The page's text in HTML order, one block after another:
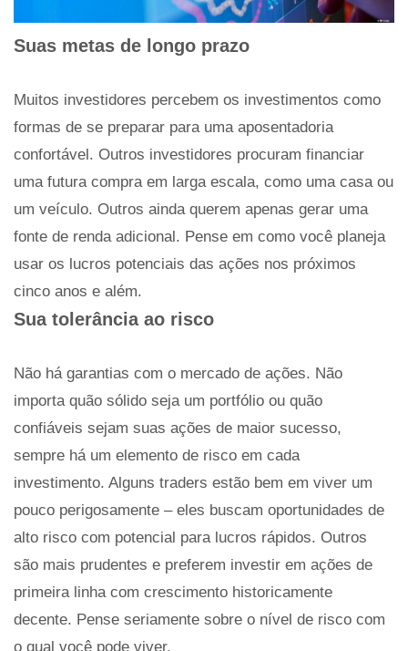
Suas metas de longo prazo
Muitos investidores percebem os investimentos como
formas de se preparar para uma aposentadoria
confortável. Outros investidores procuram financiar
uma futura compra em larga escala, como uma casa ou
um veículo. Outros ainda querem apenas gerar uma
fonte de renda adicional. Pense em como você planeja
usar os lucros potenciais das ações nos próximos
cinco anos e além.
Sua tolerância ao risco
Não há garantias com o mercado de ações. Não
importa quão sólido seja um portfólio ou quão
confiáveis ​​sejam suas ações de maior sucesso,
sempre há um elemento de risco em cada
investimento. Alguns traders estão bem em viver um
pouco perigosamente – eles buscam oportunidades de
alto risco com potencial para lucros rápidos. Outros
são mais prudentes e preferem investir em ações de
primeira linha com crescimento historicamente
decente. Pense seriamente sobre o nível de risco com
o qual você pode viver.